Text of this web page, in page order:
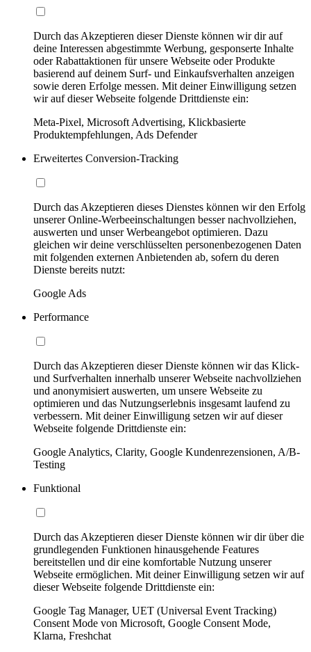
Durch das Akzeptieren dieser Dienste können wir dir auf
deine Interessen abgestimmte Werbung, gesponserte Inhalte
oder Rabattaktionen für unsere Webseite oder Produkte
basierend auf deinem Surf- und Einkaufsverhalten anzeigen
sowie deren Erfolge messen. Mit deiner Einwilligung setzen
wir auf dieser Webseite folgende Drittdienste ein:
Meta-Pixel, Microsoft Advertising, Klickbasierte
Produktempfehlungen, Ads Defender
Erweitertes Conversion-Tracking
Durch das Akzeptieren dieses Dienstes können wir den Erfolg
unserer Online-Werbeeinschaltungen besser nachvollziehen,
auswerten und unser Werbeangebot optimieren. Dazu
gleichen wir deine verschlüsselten personenbezogenen Daten
mit folgenden externen Anbietenden ab, sofern du deren
Dienste bereits nutzt:
Google Ads
Performance
Durch das Akzeptieren dieser Dienste können wir das Klick-
und Surfverhalten innerhalb unserer Webseite nachvollziehen
und anonymisiert auswerten, um unsere Webseite zu
optimieren und das Nutzungserlebnis insgesamt laufend zu
verbessern. Mit deiner Einwilligung setzen wir auf dieser
Webseite folgende Drittdienste ein:
Google Analytics, Clarity, Google Kundenrezensionen, A/B-
Testing
Funktional
Durch das Akzeptieren dieser Dienste können wir dir über die
grundlegenden Funktionen hinausgehende Features
bereitstellen und dir eine komfortable Nutzung unserer
Webseite ermöglichen. Mit deiner Einwilligung setzen wir auf
dieser Webseite folgende Drittdienste ein:
Google Tag Manager, UET (Universal Event Tracking)
Consent Mode von Microsoft, Google Consent Mode,
Klarna, Freshchat